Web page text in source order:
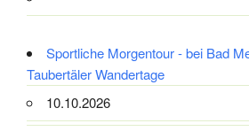
Sportliche Morgentour - bei Bad
Taubertäler Wandertage
10.10.2026